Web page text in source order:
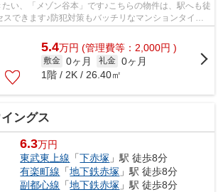
い、「メゾン谷本」です♪こちらの物件は、駅へも徒
できます♪防犯対策もバッチリなマンションタイプ
件、通風良好な...
5.4万円 (管理費等：2,000円 )
敷金 0ヶ月 礼金 0ヶ月
1階 / 2K / 26.40㎡
イングス
6.3万円
東武東上線 「下赤塚 」駅 徒歩8分
有楽町線 「地下鉄赤塚 」駅 徒歩8分
副都心線 「地下鉄赤塚 」駅 徒歩8分